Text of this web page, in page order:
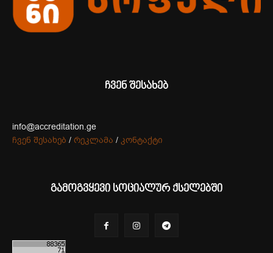
ჩვენ შესახებ
info@accreditation.ge
ჩვენ შესახებ / რეკლამა / კონტაქტი
გამოგვყევი სოციალურ ქსელებში